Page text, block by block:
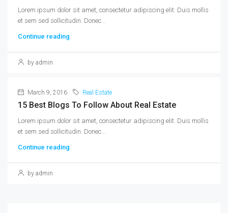
Lorem ipsum dolor sit amet, consectetur adipiscing elit. Duis mollis
et sem sed sollicitudin. Donec...
Continue reading
by admin
March 9, 2016 Real Estate
15 Best Blogs To Follow About Real Estate
Lorem ipsum dolor sit amet, consectetur adipiscing elit. Duis mollis
et sem sed sollicitudin. Donec...
Continue reading
by admin